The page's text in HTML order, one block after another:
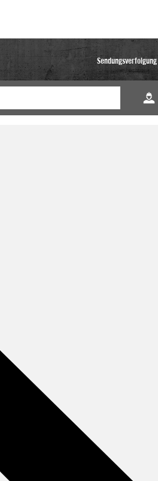
Sendungsverfolgung